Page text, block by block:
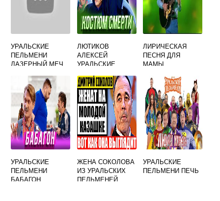
УРАЛЬСКИЕ
ПЕЛЬМЕНИ
ЛАЗЕРНЫЙ МЕЧ
ЛЮТИКОВ
АЛЕКСЕЙ
УРАЛЬСКИЕ
ПРИЧИНА
СМЕРТИ
ЛИРИЧЕСКАЯ
ПЕСНЯ ДЛЯ
МАМЫ
ПЕЛЬМЕНИ ТЕКСТ
УРАЛЬСКИЕ
ПЕЛЬМЕНИ
БАБАГОН
ЖЕНА СОКОЛОВА
ИЗ УРАЛЬСКИХ
ПЕЛЬМЕНЕЙ
УРАЛЬСКИЕ
ПЕЛЬМЕНИ ПЕЧЬ